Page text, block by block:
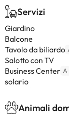
Servizi
Giardino
Balcone
Tavolo da biliardo
Salotto con TV
Business Center A
solario
Animali